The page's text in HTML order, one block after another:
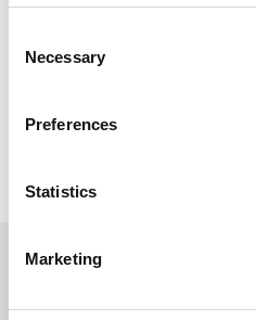
Necessary
Preferences
Statistics
Marketing